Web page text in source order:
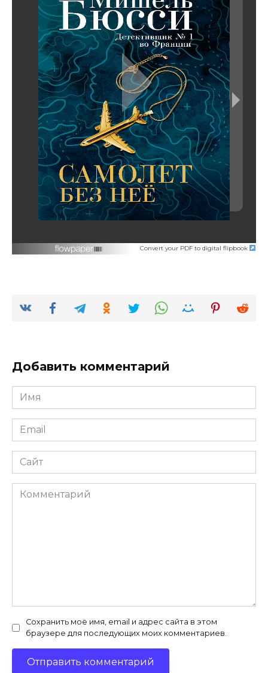
Convert your PDF to digital flipbook
Добавить комментарий
Имя
*
Email
*
Сайт
Комментарий
Сохранить моё имя, email и адрес сайта в этом
браузере для последующих моих комментариев.